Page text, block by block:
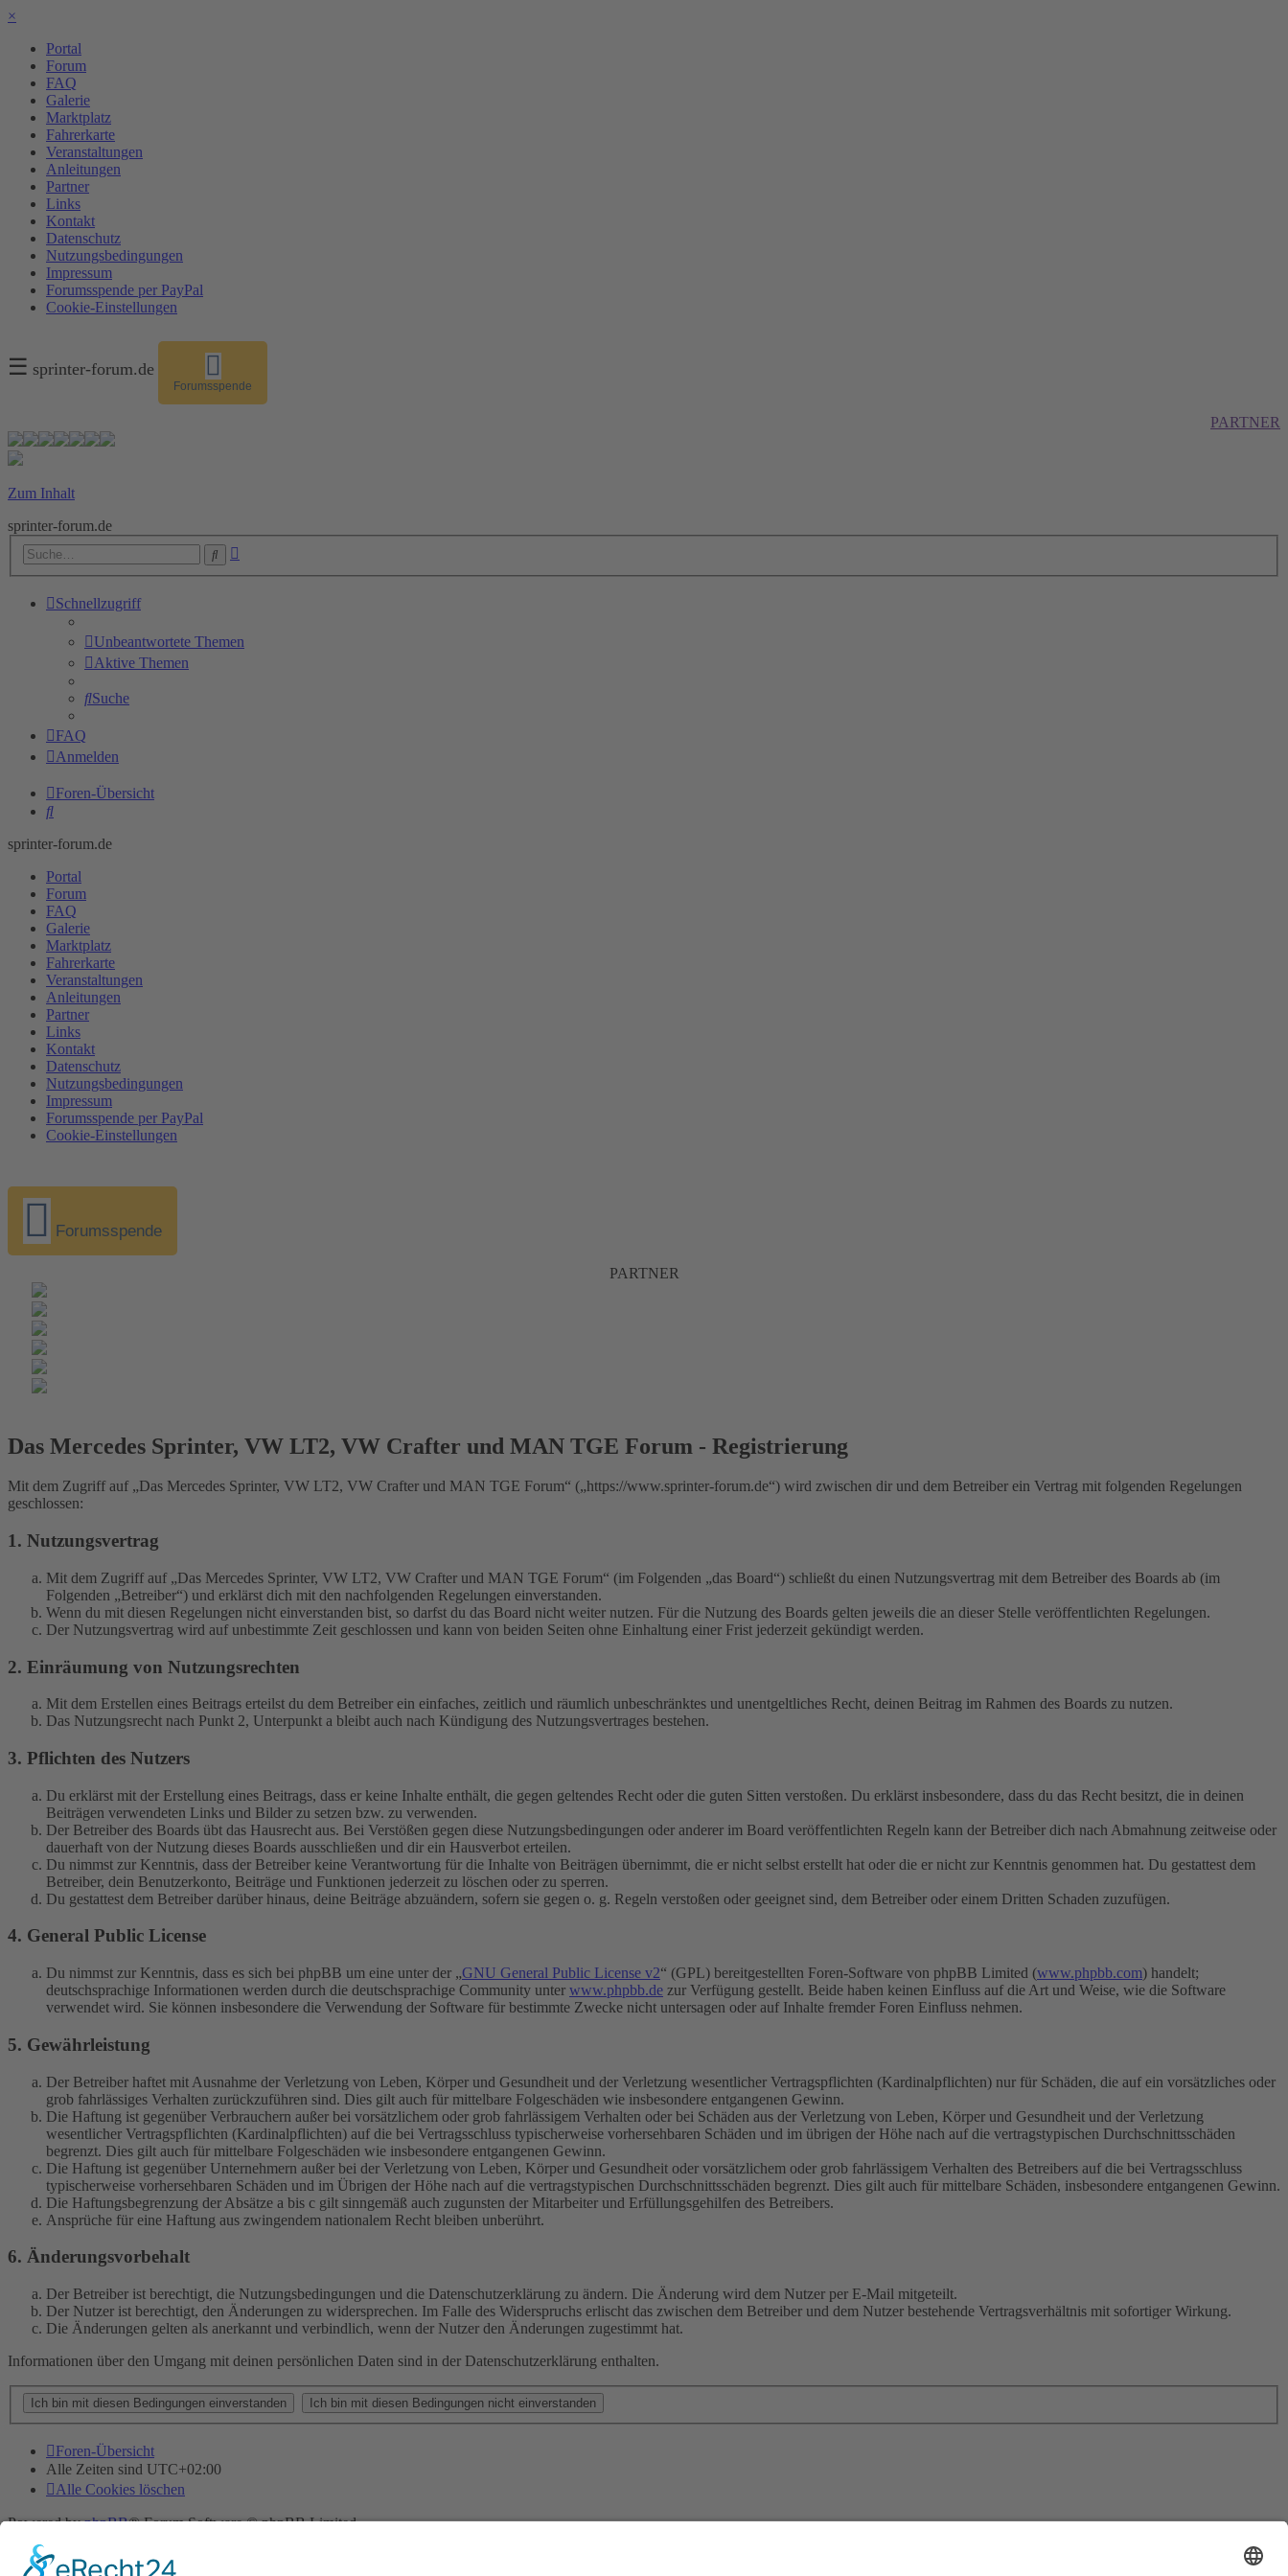
×
Portal
Forum
FAQ
Galerie
Marktplatz
Fahrerkarte
Veranstaltungen
Anleitungen
Partner
Links
Kontakt
Datenschutz
Nutzungsbedingungen
Impressum
Forumsspende per PayPal
Cookie-Einstellungen
☰ sprinter-forum.de
Forumsspende
PARTNER
Zum Inhalt
sprinter-forum.de
Suche
Schnellzugriff
Unbeantwortete Themen
Aktive Themen
Suche
FAQ
Anmelden
Foren-Übersicht
Suche
sprinter-forum.de
Portal
Forum
FAQ
Galerie
Marktplatz
Fahrerkarte
Veranstaltungen
Anleitungen
Partner
Links
Kontakt
Datenschutz
Nutzungsbedingungen
Impressum
Forumsspende per PayPal
Cookie-Einstellungen
Forumsspende
PARTNER
Das Mercedes Sprinter, VW LT2, VW Crafter und MAN TGE Forum - Registrierung
Mit dem Zugriff auf „Das Mercedes Sprinter, VW LT2, VW Crafter und MAN TGE Forum“ („https://www.sprinter-forum.de“) wird zwischen dir und dem Betreiber ein Vertrag mit folgenden Regelungen
geschlossen:
1. Nutzungsvertrag
Mit dem Zugriff auf „Das Mercedes Sprinter, VW LT2, VW Crafter und MAN TGE Forum“ (im Folgenden „das Board“) schließt du einen Nutzungsvertrag mit dem Betreiber des Boards ab (im
Folgenden „Betreiber“) und erklärst dich mit den nachfolgenden Regelungen einverstanden.
Wenn du mit diesen Regelungen nicht einverstanden bist, so darfst du das Board nicht weiter nutzen. Für die Nutzung des Boards gelten jeweils die an dieser Stelle veröffentlichten Regelungen.
Der Nutzungsvertrag wird auf unbestimmte Zeit geschlossen und kann von beiden Seiten ohne Einhaltung einer Frist jederzeit gekündigt werden.
2. Einräumung von Nutzungsrechten
Mit dem Erstellen eines Beitrags erteilst du dem Betreiber ein einfaches, zeitlich und räumlich unbeschränktes und unentgeltliches Recht, deinen Beitrag im Rahmen des Boards zu nutzen.
Das Nutzungsrecht nach Punkt 2, Unterpunkt a bleibt auch nach Kündigung des Nutzungsvertrages bestehen.
3. Pflichten des Nutzers
Du erklärst mit der Erstellung eines Beitrags, dass er keine Inhalte enthält, die gegen geltendes Recht oder die guten Sitten verstoßen. Du erklärst insbesondere, dass du das Recht besitzt, die in deinen
Beiträgen verwendeten Links und Bilder zu setzen bzw. zu verwenden.
Der Betreiber des Boards übt das Hausrecht aus. Bei Verstößen gegen diese Nutzungsbedingungen oder anderer im Board veröffentlichten Regeln kann der Betreiber dich nach Abmahnung zeitweise oder
dauerhaft von der Nutzung dieses Boards ausschließen und dir ein Hausverbot erteilen.
Du nimmst zur Kenntnis, dass der Betreiber keine Verantwortung für die Inhalte von Beiträgen übernimmt, die er nicht selbst erstellt hat oder die er nicht zur Kenntnis genommen hat. Du gestattest dem
Betreiber, dein Benutzerkonto, Beiträge und Funktionen jederzeit zu löschen oder zu sperren.
Du gestattest dem Betreiber darüber hinaus, deine Beiträge abzuändern, sofern sie gegen o. g. Regeln verstoßen oder geeignet sind, dem Betreiber oder einem Dritten Schaden zuzufügen.
4. General Public License
Du nimmst zur Kenntnis, dass es sich bei phpBB um eine unter der „GNU General Public License v2“ (GPL) bereitgestellten Foren-Software von phpBB Limited (www.phpbb.com) handelt;
deutschsprachige Informationen werden durch die deutschsprachige Community unter www.phpbb.de zur Verfügung gestellt. Beide haben keinen Einfluss auf die Art und Weise, wie die Software
verwendet wird. Sie können insbesondere die Verwendung der Software für bestimmte Zwecke nicht untersagen oder auf Inhalte fremder Foren Einfluss nehmen.
5. Gewährleistung
Der Betreiber haftet mit Ausnahme der Verletzung von Leben, Körper und Gesundheit und der Verletzung wesentlicher Vertragspflichten (Kardinalpflichten) nur für Schäden, die auf ein vorsätzliches oder
grob fahrlässiges Verhalten zurückzuführen sind. Dies gilt auch für mittelbare Folgeschäden wie insbesondere entgangenen Gewinn.
Die Haftung ist gegenüber Verbrauchern außer bei vorsätzlichem oder grob fahrlässigem Verhalten oder bei Schäden aus der Verletzung von Leben, Körper und Gesundheit und der Verletzung
wesentlicher Vertragspflichten (Kardinalpflichten) auf die bei Vertragsschluss typischerweise vorhersehbaren Schäden und im übrigen der Höhe nach auf die vertragstypischen Durchschnittsschäden
begrenzt. Dies gilt auch für mittelbare Folgeschäden wie insbesondere entgangenen Gewinn.
Die Haftung ist gegenüber Unternehmern außer bei der Verletzung von Leben, Körper und Gesundheit oder vorsätzlichem oder grob fahrlässigem Verhalten des Betreibers auf die bei Vertragsschluss
typischerweise vorhersehbaren Schäden und im Übrigen der Höhe nach auf die vertragstypischen Durchschnittsschäden begrenzt. Dies gilt auch für mittelbare Schäden, insbesondere entgangenen Gewinn.
Die Haftungsbegrenzung der Absätze a bis c gilt sinngemäß auch zugunsten der Mitarbeiter und Erfüllungsgehilfen des Betreibers.
Ansprüche für eine Haftung aus zwingendem nationalem Recht bleiben unberührt.
6. Änderungsvorbehalt
Der Betreiber ist berechtigt, die Nutzungsbedingungen und die Datenschutzerklärung zu ändern. Die Änderung wird dem Nutzer per E-Mail mitgeteilt.
Der Nutzer ist berechtigt, den Änderungen zu widersprechen. Im Falle des Widerspruchs erlischt das zwischen dem Betreiber und dem Nutzer bestehende Vertragsverhältnis mit sofortiger Wirkung.
Die Änderungen gelten als anerkannt und verbindlich, wenn der Nutzer den Änderungen zugestimmt hat.
Informationen über den Umgang mit deinen persönlichen Daten sind in der Datenschutzerklärung enthalten.
Foren-Übersicht
Alle Zeiten sind UTC+02:00
Alle Cookies löschen
Powered byphpBB® Forum Software © phpBB Limited
Deutsche Übersetzung durch